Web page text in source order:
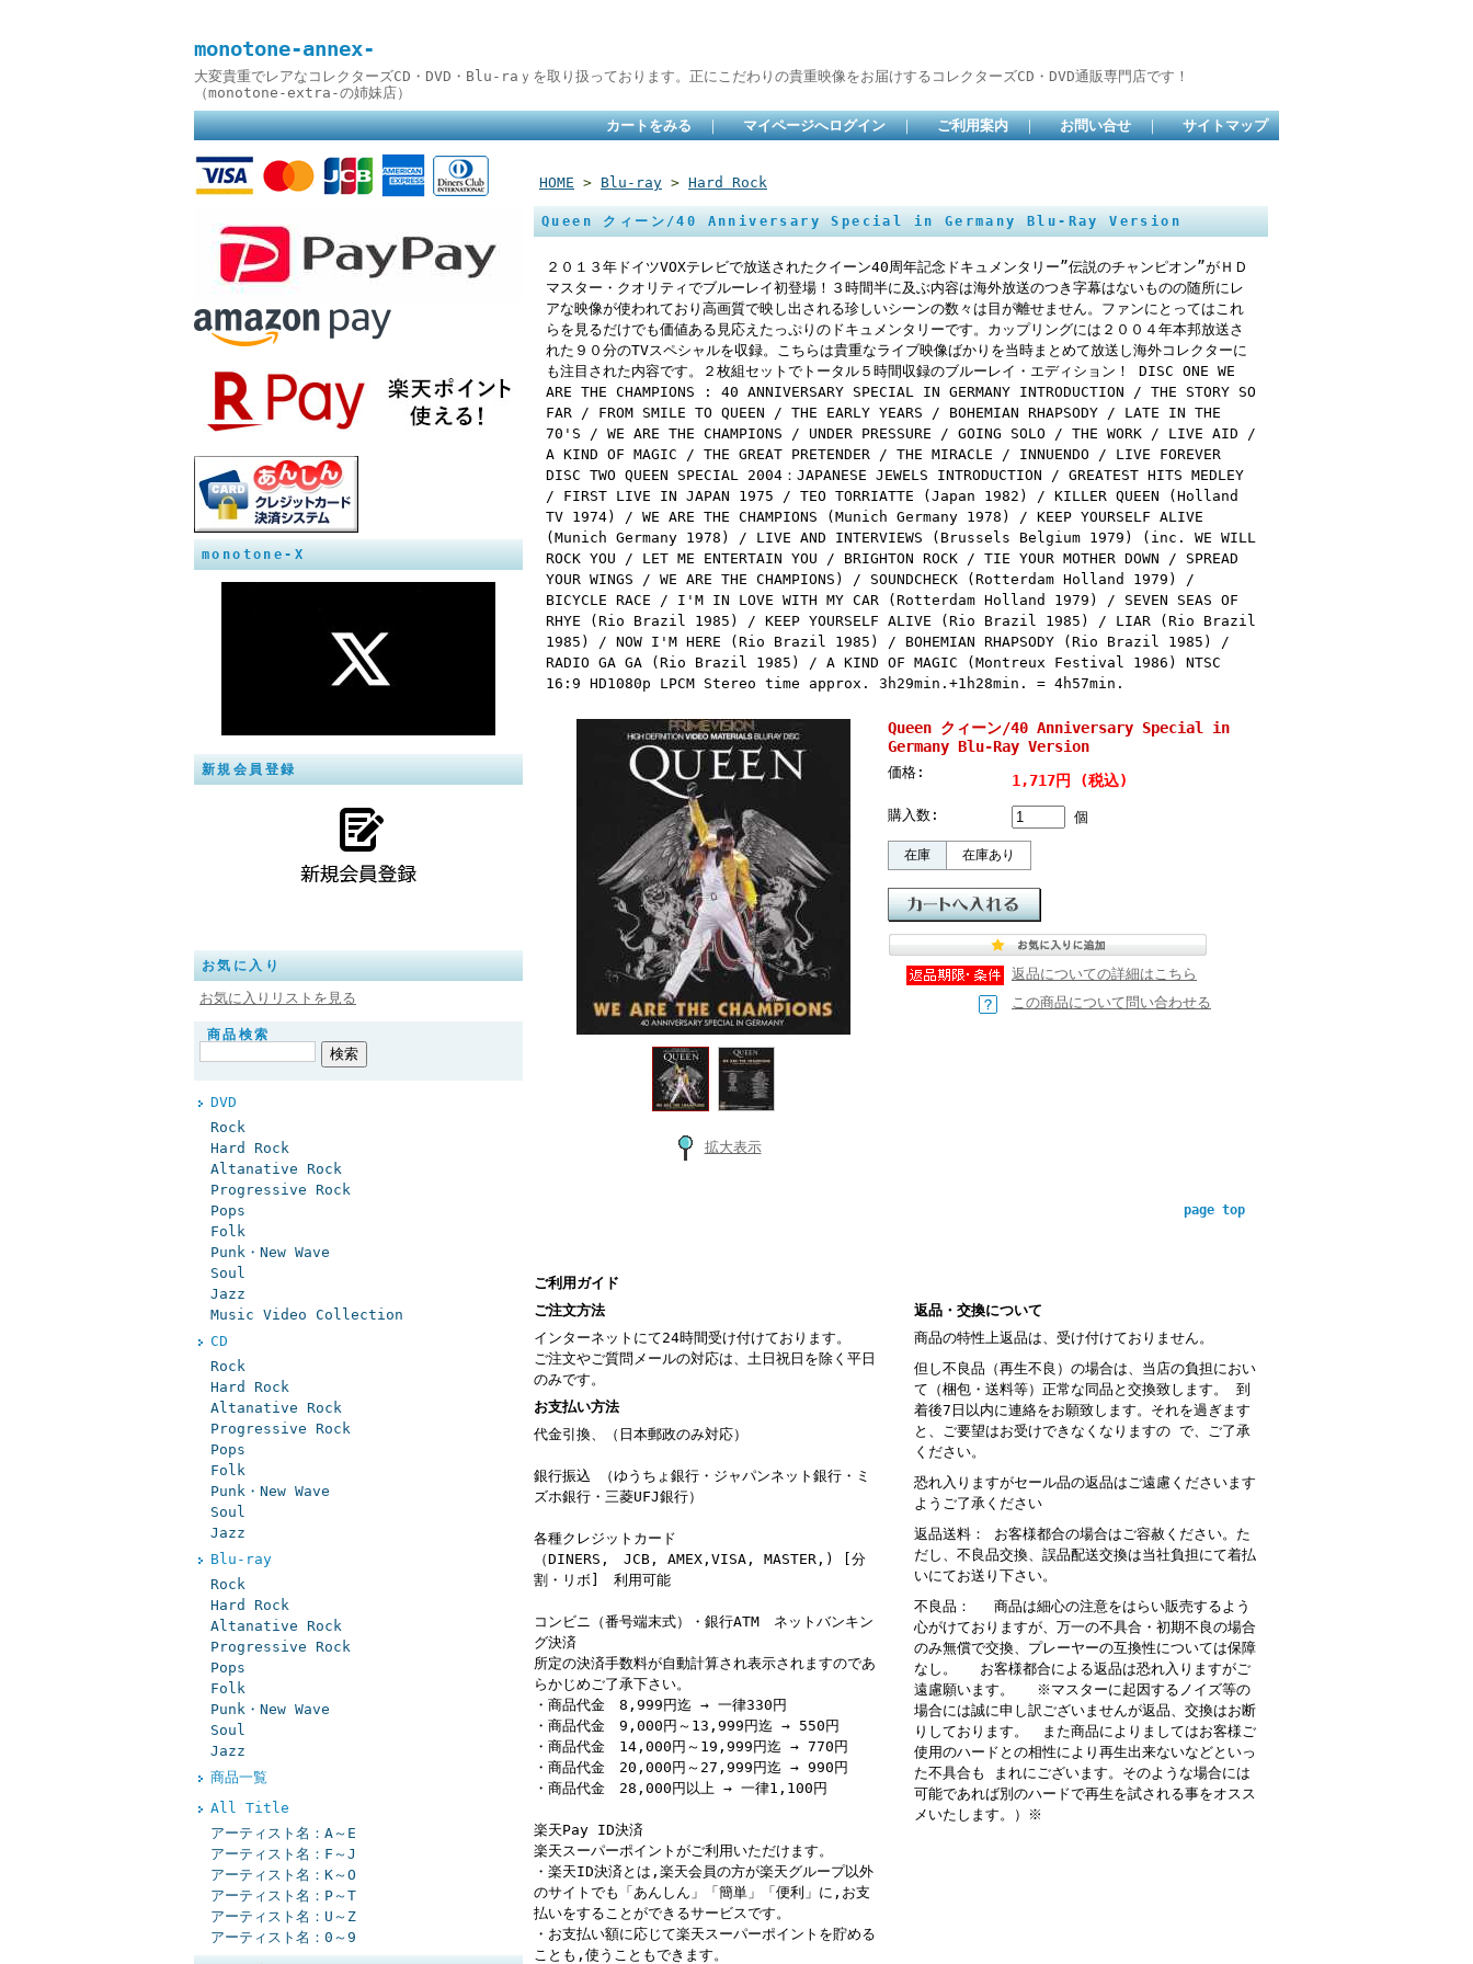
monotone-annex-
大変貴重でレアなコレクターズCD・DVD・Blu-raｙを取り扱っております。正にこだわりの貴重映像をお届けするコレクターズCD・DVD通販専門店です！
（monotone-extra-の姉妹店）
カートをみる ｜ マイページへログイン ｜ ご利用案内 ｜ お問い合せ ｜ サイトマップ
monotone-X
新規会員登録
お気に入り
お気に入りリストを見る
商品検索
DVD
Rock
Hard Rock
Altanative Rock
Progressive Rock
Pops
Folk
Punk・New Wave
Soul
Jazz
Music Video Collection
CD
Rock
Hard Rock
Altanative Rock
Progressive Rock
Pops
Folk
Punk・New Wave
Soul
Jazz
Blu-ray
Rock
Hard Rock
Altanative Rock
Progressive Rock
Pops
Folk
Punk・New Wave
Soul
Jazz
商品一覧
All Title
アーティスト名：A～E
アーティスト名：F～J
アーティスト名：K～O
アーティスト名：P～T
アーティスト名：U～Z
アーティスト名：0～9
HOME > Blu-ray > Hard Rock
Queen クィーン/40 Anniversary Special in Germany Blu-Ray Version
２０１３年ドイツVOXテレビで放送されたクイーン40周年記念ドキュメンタリー”伝説のチャンピオン”がＨＤ
マスター・クオリティでブルーレイ初登場！３時間半に及ぶ内容は海外放送のつき字幕はないものの随所にレ
アな映像が使われており高画質で映し出される珍しいシーンの数々は目が離せません。ファンにとってはこれ
らを見るだけでも価値ある見応えたっぷりのドキュメンタリーです。カップリングには２００４年本邦放送さ
れた９０分のTVスペシャルを収録。こちらは貴重なライブ映像ばかりを当時まとめて放送し海外コレクターに
も注目された内容です。２枚組セットでトータル５時間収録のブルーレイ・エディション！ DISC ONE WE
ARE THE CHAMPIONS : 40 ANNIVERSARY SPECIAL IN GERMANY INTRODUCTION / THE STORY SO
FAR / FROM SMILE TO QUEEN / THE EARLY YEARS / BOHEMIAN RHAPSODY / LATE IN THE
70'S / WE ARE THE CHAMPIONS / UNDER PRESSURE / GOING SOLO / THE WORK / LIVE AID /
A KIND OF MAGIC / THE GREAT PRETENDER / THE MIRACLE / INNUENDO / LIVE FOREVER
DISC TWO QUEEN SPECIAL 2004：JAPANESE JEWELS INTRODUCTION / GREATEST HITS MEDLEY
/ FIRST LIVE IN JAPAN 1975 / TEO TORRIATTE (Japan 1982) / KILLER QUEEN (Holland
TV 1974) / WE ARE THE CHAMPIONS (Munich Germany 1978) / KEEP YOURSELF ALIVE
(Munich Germany 1978) / LIVE AND INTERVIEWS (Brussels Belgium 1979) (inc. WE WILL
ROCK YOU / LET ME ENTERTAIN YOU / BRIGHTON ROCK / TIE YOUR MOTHER DOWN / SPREAD
YOUR WINGS / WE ARE THE CHAMPIONS) / SOUNDCHECK (Rotterdam Holland 1979) /
BICYCLE RACE / I'M IN LOVE WITH MY CAR (Rotterdam Holland 1979) / SEVEN SEAS OF
RHYE (Rio Brazil 1985) / KEEP YOURSELF ALIVE (Rio Brazil 1985) / LIAR (Rio Brazil
1985) / NOW I'M HERE (Rio Brazil 1985) / BOHEMIAN RHAPSODY (Rio Brazil 1985) /
RADIO GA GA (Rio Brazil 1985) / A KIND OF MAGIC (Montreux Festival 1986) NTSC
16:9 HD1080p LPCM Stereo time approx. 3h29min.+1h28min. = 4h57min.
拡大表示
Queen クィーン/40 Anniversary Special in
Germany Blu-Ray Version
価格: 1,717円 (税込)
購入数: 個
在庫 在庫あり
返品についての詳細はこちら
この商品について問い合わせる
page top
ご利用ガイド
ご注文方法
インターネットにて24時間受け付けております。
ご注文やご質問メールの対応は、土日祝日を除く平日
のみです。
お支払い方法
代金引換、（日本郵政のみ対応）
銀行振込 （ゆうちょ銀行・ジャパンネット銀行・ミ
ズホ銀行・三菱UFJ銀行）
各種クレジットカード
（DINERS, JCB, AMEX,VISA, MASTER,) [分
割・リボ] 利用可能
コンビニ（番号端末式）・銀行ATM ネットバンキン
グ決済
所定の決済手数料が自動計算され表示されますのであ
らかじめご了承下さい。
・商品代金 8,999円迄 → 一律330円
・商品代金 9,000円～13,999円迄 → 550円
・商品代金 14,000円～19,999円迄 → 770円
・商品代金 20,000円～27,999円迄 → 990円
・商品代金 28,000円以上 → 一律1,100円
楽天Pay ID決済
楽天スーパーポイントがご利用いただけます。
・楽天ID決済とは,楽天会員の方が楽天グループ以外
のサイトでも「あんしん」「簡単」「便利」に,お支
払いをすることができるサービスです。
・お支払い額に応じて楽天スーパーポイントを貯める
ことも,使うこともできます。
返品・交換について
商品の特性上返品は、受け付けておりません。
但し不良品（再生不良）の場合は、当店の負担におい
て（梱包・送料等）正常な同品と交換致します。 到
着後7日以内に連絡をお願致します。それを過ぎます
と、ご要望はお受けできなくなりますの で、ご了承
ください。
恐れ入りますがセール品の返品はご遠慮くださいます
ようご了承ください
返品送料： お客様都合の場合はご容赦ください。た
だし、不良品交換、誤品配送交換は当社負担にて着払
いにてお送り下さい。
不良品： 商品は細心の注意をはらい販売するよう
心がけておりますが、万一の不具合・初期不良の場合
のみ無償で交換、プレーヤーの互換性については保障
なし。 お客様都合による返品は恐れ入りますがご
遠慮願います。 ※マスターに起因するノイズ等の
場合には誠に申し訳ございませんが返品、交換はお断
りしております。 また商品によりましてはお客様ご
使用のハードとの相性により再生出来ないなどといっ
た不具合も まれにございます。そのような場合には
可能であれば別のハードで再生を試される事をオスス
メいたします。）※